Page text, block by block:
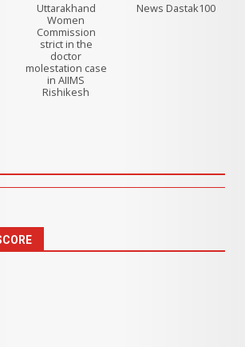
Uttarakhand
Women
Commission
strict in the
doctor
molestation case
in AIIMS
Rishikesh
News Dastak100